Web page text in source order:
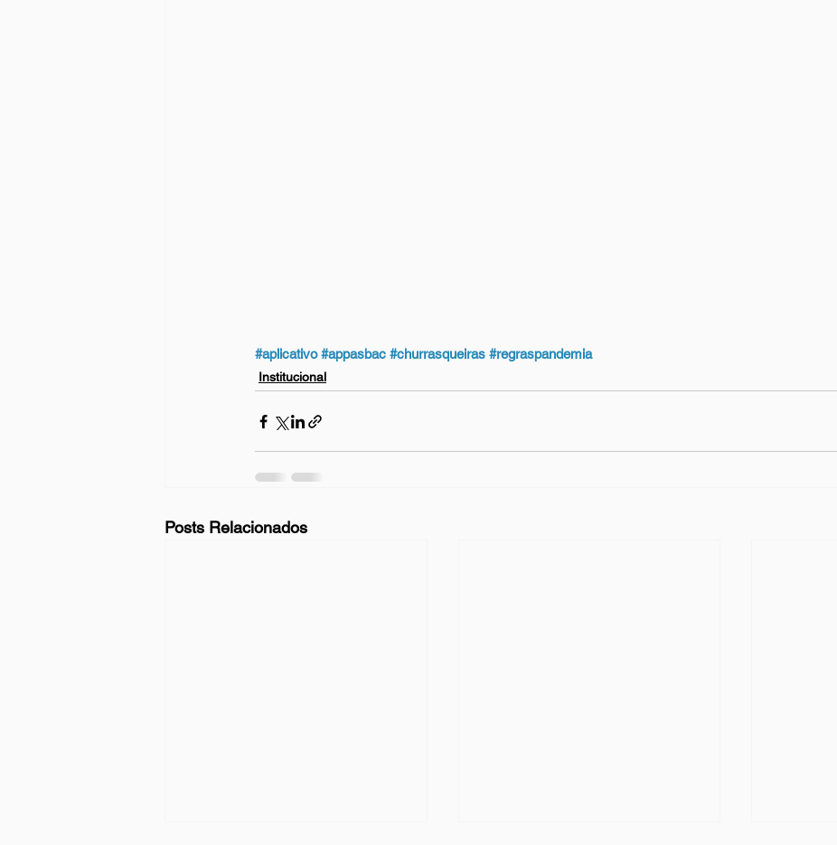
#aplicativo #appasbac #churrasqueiras #regraspandemia
Institucional
Posts Relacionados